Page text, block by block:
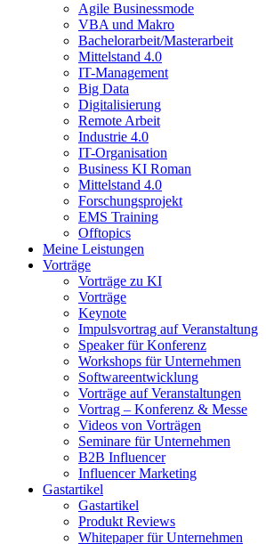
Agile Businessmode
VBA und Makro
Bachelorarbeit/Masterarbeit
Mittelstand 4.0
IT-Management
Big Data
Digitalisierung
Remote Arbeit
Industrie 4.0
IT-Organisation
Business KI Roman
Mittelstand 4.0
Forschungsprojekt
EMS Training
Offtopics
Meine Leistungen
Vorträge
Vorträge zu KI
Vorträge
Keynote
Impulsvortrag auf Veranstaltung
Speaker für Konferenz
Workshops für Unternehmen
Softwareentwicklung
Vorträge auf Veranstaltungen
Vortrag – Konferenz & Messe
Videos von Vorträgen
Seminare für Unternehmen
B2B Influencer
Influencer Marketing
Gastartikel
Gastartikel
Produkt Reviews
Whitepaper für Unternehmen